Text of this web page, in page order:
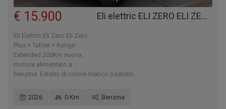
Eli elettric ELI ZERO ELI ZERO PLUS + TABLET + RANGE EXTENDED 200KM
€ 15.900
Eli Elettric Eli Zero Eli Zero
Plus + Tablet + Range
Extended 200Km nuova,
motore alimentato a
benzina. Esterni di colore bianco pastello.
2026 0 Km Benzina